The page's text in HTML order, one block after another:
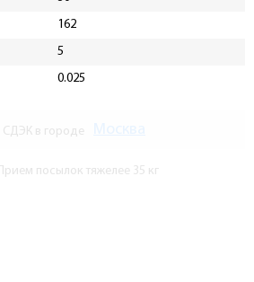
162
5
0.025
СДЭК в городе
посылок тяжелее 35 кг